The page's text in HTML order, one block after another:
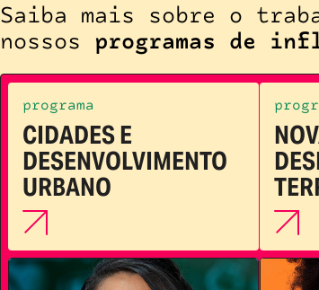
Saiba mais sobre o
nossos programas de
programa
CIDADES E
DESENVOLVIMENTO
URBANO